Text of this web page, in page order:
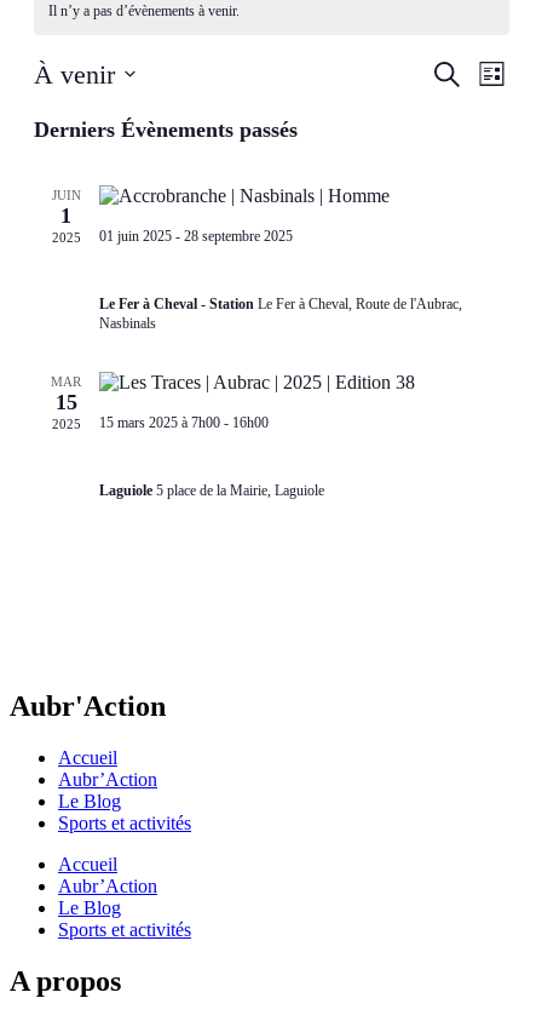
Il n’y a pas d’évènements à venir.
Recherche
de
Liste
À venir
une
Derniers Évènements passés
JUIN
1
2025 01 juin 2025- 28 septembre 2025
Le Fer à Cheval - Station Le Fer à Cheval, Route de l'Aubrac,
Nasbinals
MAR
15
2025 15 mars 2025 à 7h00- 16h00
Laguiole 5 place de la Mairie, Laguiole
Aubr'Action
Accueil
Aubr’Action
Le Blog
Sports et activités
Accueil
Aubr’Action
Le Blog
Sports et activités
A propos